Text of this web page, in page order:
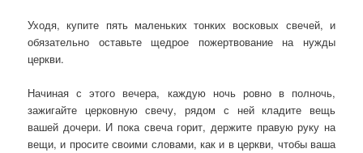
Уходя, купите пять маленьких тонких восковых свечей, и
обязательно оставьте щедрое пожертвование на нужды
церкви.
Начиная с этого вечера, каждую ночь ровно в полночь,
зажигайте церковную свечу, рядом с ней кладите вещь
вашей дочери. И пока свеча горит, держите правую руку на
вещи, и просите своими словами, как и в церкви, чтобы ваша